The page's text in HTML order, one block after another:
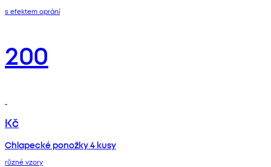
s efektem oprání
200
Kč
Chlapecké ponožky 4 kusy
různé vzory